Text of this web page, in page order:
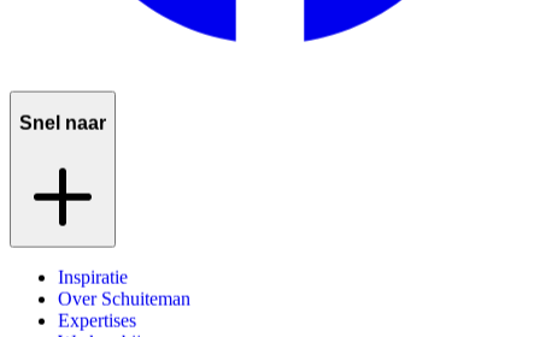
Snel naar
Inspiratie
Over Schuiteman
Expertises